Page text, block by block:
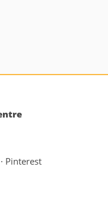
· Pinterest